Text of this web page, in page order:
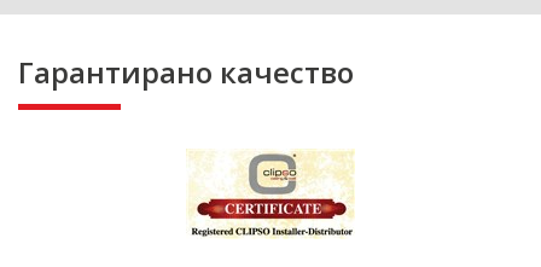
Гарантирано качество